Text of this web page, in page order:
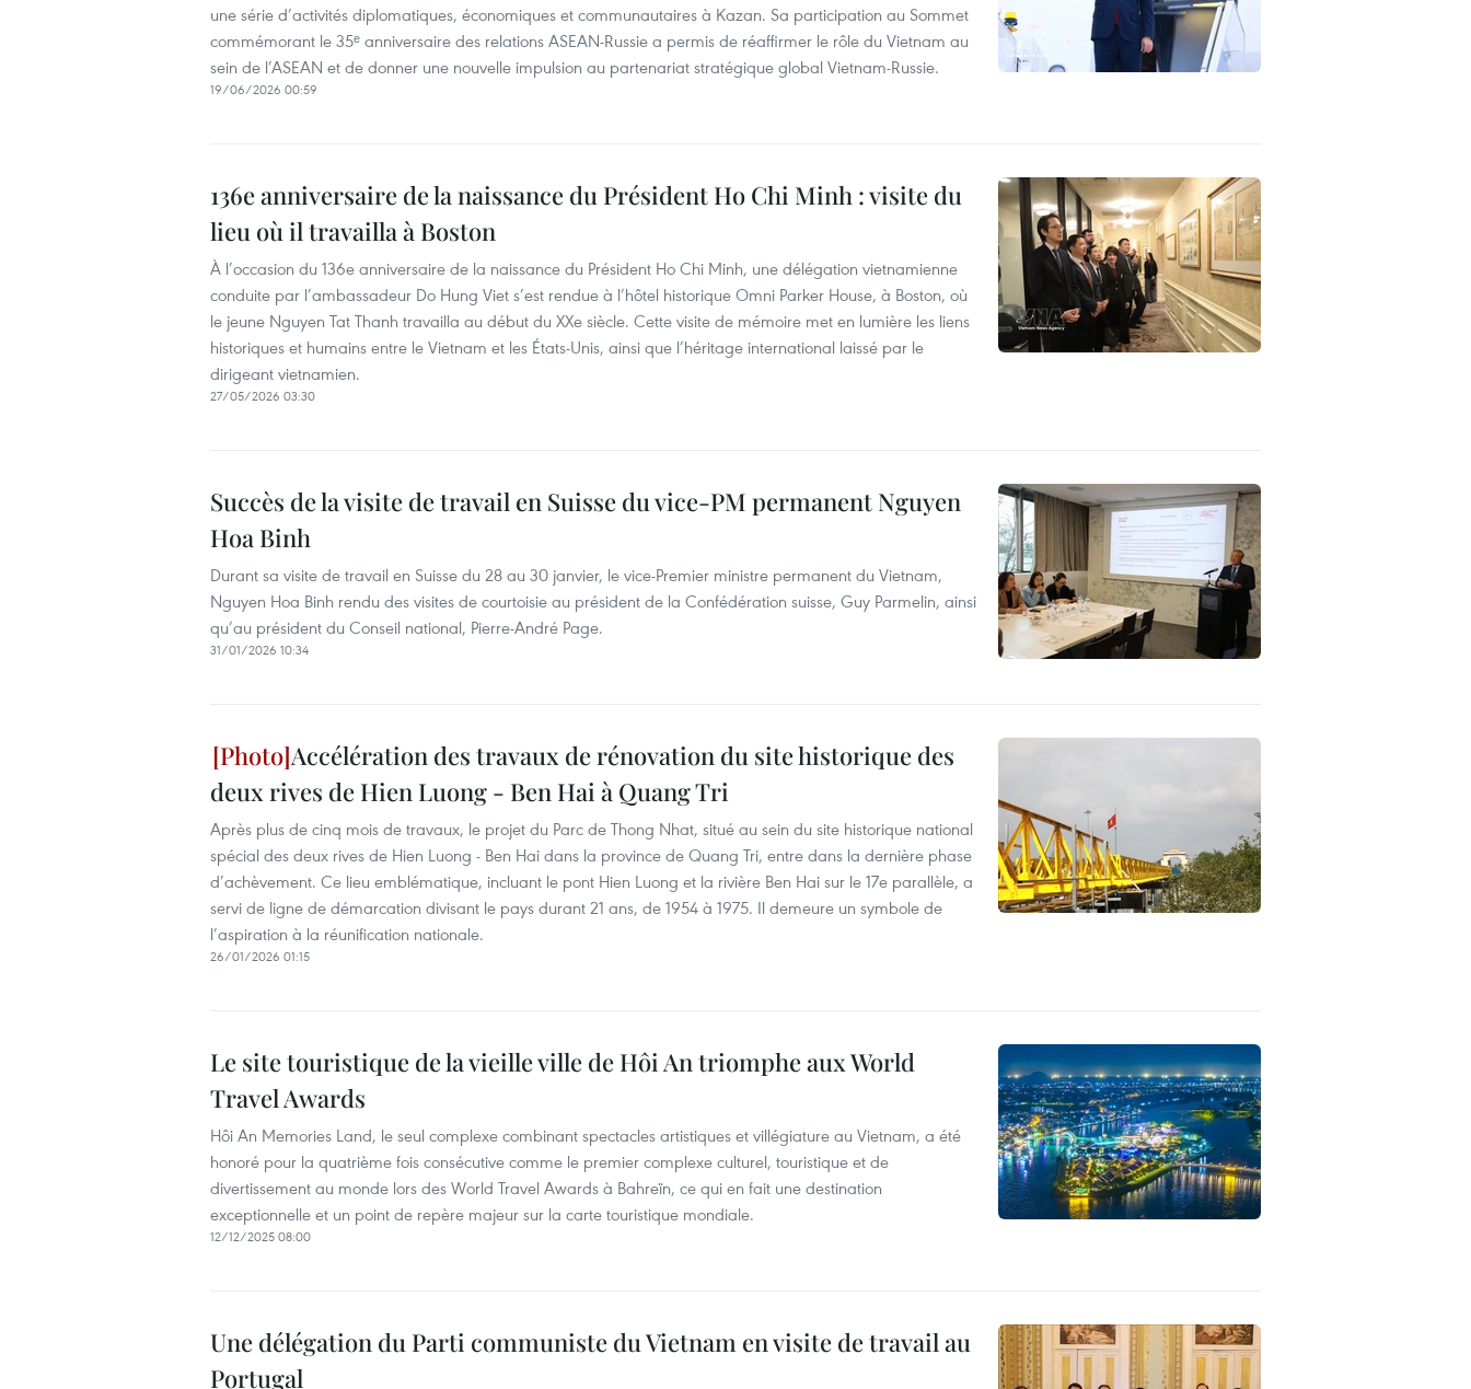
une série d’activités diplomatiques, économiques et communautaires à Kazan. Sa participation au Sommet
commémorant le 35ᵉ anniversaire des relations ASEAN-Russie a permis de réaffirmer le rôle du Vietnam au
sein de l’ASEAN et de donner une nouvelle impulsion au partenariat stratégique global Vietnam-Russie.
19/06/2026 00:59
136e anniversaire de la naissance du Président Ho Chi Minh : visite du
lieu où il travailla à Boston
À l’occasion du 136e anniversaire de la naissance du Président Ho Chi Minh, une délégation vietnamienne
conduite par l’ambassadeur Do Hung Viet s’est rendue à l’hôtel historique Omni Parker House, à Boston, où
le jeune Nguyen Tat Thanh travailla au début du XXe siècle. Cette visite de mémoire met en lumière les liens
historiques et humains entre le Vietnam et les États-Unis, ainsi que l’héritage international laissé par le
dirigeant vietnamien.
27/05/2026 03:30
Succès de la visite de travail en Suisse du vice-PM permanent Nguyen
Hoa Binh
Durant sa visite de travail en Suisse du 28 au 30 janvier, le vice-Premier ministre permanent du Vietnam,
Nguyen Hoa Binh rendu des visites de courtoisie au président de la Confédération suisse, Guy Parmelin, ainsi
qu’au président du Conseil national, Pierre-André Page.
31/01/2026 10:34
Accélération des travaux de rénovation du site historique des
deux rives de Hien Luong - Ben Hai à Quang Tri
Après plus de cinq mois de travaux, le projet du Parc de Thong Nhat, situé au sein du site historique national
spécial des deux rives de Hien Luong - Ben Hai dans la province de Quang Tri, entre dans la dernière phase
d’achèvement. Ce lieu emblématique, incluant le pont Hien Luong et la rivière Ben Hai sur le 17e parallèle, a
servi de ligne de démarcation divisant le pays durant 21 ans, de 1954 à 1975. Il demeure un symbole de
l’aspiration à la réunification nationale.
26/01/2026 01:15
Le site touristique de la vieille ville de Hôi An triomphe aux World
Travel Awards
Hôi An Memories Land, le seul complexe combinant spectacles artistiques et villégiature au Vietnam, a été
honoré pour la quatrième fois consécutive comme le premier complexe culturel, touristique et de
divertissement au monde lors des World Travel Awards à Bahreïn, ce qui en fait une destination
exceptionnelle et un point de repère majeur sur la carte touristique mondiale.
12/12/2025 08:00
Une délégation du Parti communiste du Vietnam en visite de travail au
Portugal